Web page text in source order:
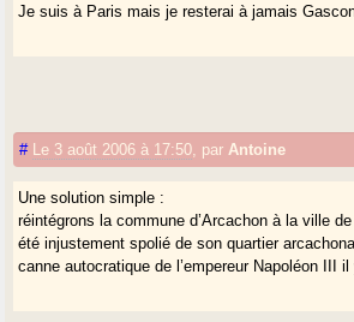
Je suis à Paris mais je resterai à jamais
# Le 3 août 2006 à 17:50 par Antoine
Une solution simple :
réintégrons la commune d’Arcachon à la ville
été injustement spolié de son quartier
canne autocratique de l’empereur Napoléon III il